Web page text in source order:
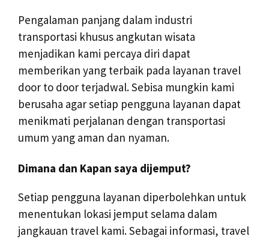
Pengalaman panjang dalam industri
transportasi khusus angkutan wisata
menjadikan kami percaya diri dapat
memberikan yang terbaik pada layanan travel
door to door terjadwal. Sebisa mungkin kami
berusaha agar setiap pengguna layanan dapat
menikmati perjalanan dengan transportasi
umum yang aman dan nyaman.
Dimana dan Kapan saya dijemput?
Setiap pengguna layanan diperbolehkan untuk
menentukan lokasi jemput selama dalam
jangkauan travel kami. Sebagai informasi, travel